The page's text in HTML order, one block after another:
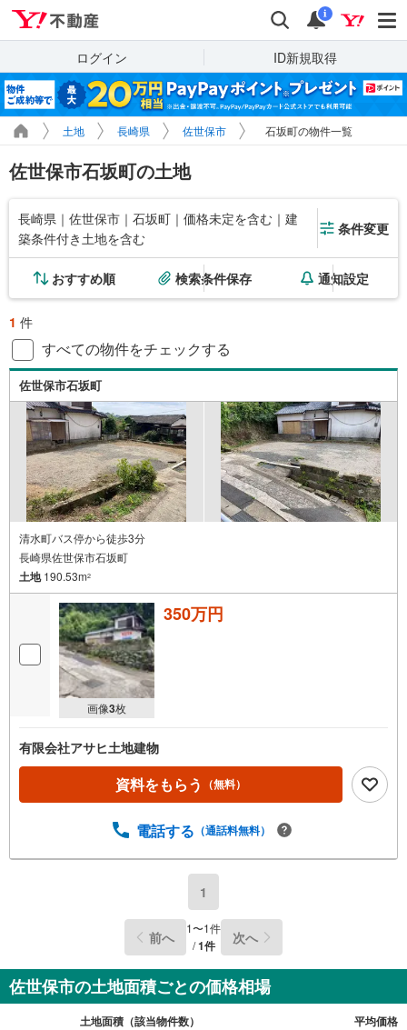
検索 通知
i
ログイン ID新規取得
土地 長崎県 佐世保市 石坂町の物件一覧
佐世保市石坂町の土地
長崎県｜佐世保市｜石坂町｜価格未定を含む｜建
築条件付き土地を含む
条件変更
おすすめ順 検索条件保存 通知設定
1 件
すべての物件をチェックする
佐世保市石坂町
清水町バス停から徒歩3分
長崎県佐世保市石坂町
土地190.53m2
画像3枚
350万円
有限会社アサヒ土地建物
資料をもらう （無料）
電話する （通話料無料）
1
前へ 1〜1件
/1件 次へ
佐世保市の土地面積ごとの価格相場
土地面積（該当物件数） 平均価格